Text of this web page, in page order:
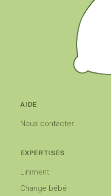
AIDE
Nous contacter
EXPERTISES
Liniment
Change bébé